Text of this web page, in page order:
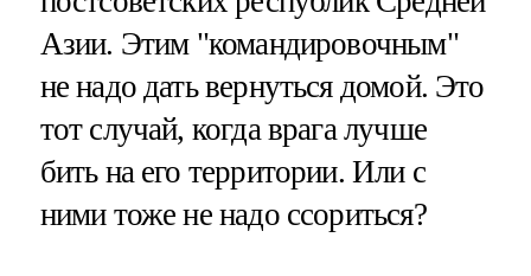
Азии. Этим "командировочным"
не надо дать вернуться домой. Это
тот случай, когда врага лучше
бить на его территории. Или с
ними тоже не надо ссориться?